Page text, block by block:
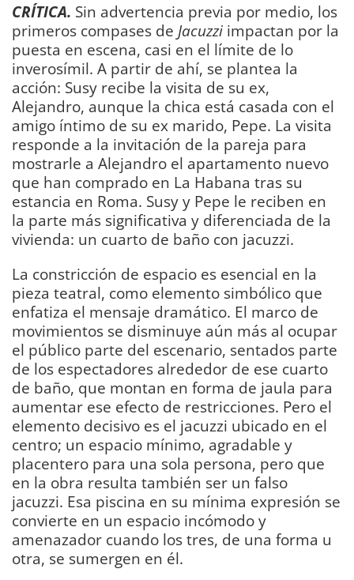
CRÍTICA. Sin advertencia previa por medio, los
primeros compases de Jacuzzi impactan por la
puesta en escena, casi en el límite de lo
inverosímil. A partir de ahí, se plantea la
acción: Susy recibe la visita de su ex,
Alejandro, aunque la chica está casada con el
amigo íntimo de su ex marido, Pepe. La visita
responde a la invitación de la pareja para
mostrarle a Alejandro el apartamento nuevo
que han comprado en La Habana tras su
estancia en Roma. Susy y Pepe le reciben en
la parte más significativa y diferenciada de la
vivienda: un cuarto de baño con jacuzzi.
La constricción de espacio es esencial en la
pieza teatral, como elemento simbólico que
enfatiza el mensaje dramático. El marco de
movimientos se disminuye aún más al ocupar
el público parte del escenario, sentados parte
de los espectadores alrededor de ese cuarto
de baño, que montan en forma de jaula para
aumentar ese efecto de restricciones. Pero el
elemento decisivo es el jacuzzi ubicado en el
centro; un espacio mínimo, agradable y
placentero para una sola persona, pero que
en la obra resulta también ser un falso
jacuzzi. Esa piscina en su mínima expresión se
convierte en un espacio incómodo y
amenazador cuando los tres, de una forma u
otra, se sumergen en él.